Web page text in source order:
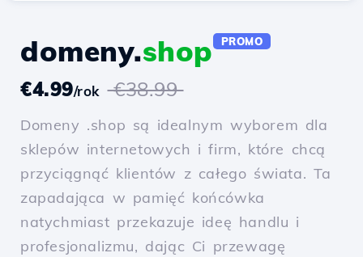
domeny.shop PROMO
€4.99/rok €38.99
Domeny .shop są idealnym wyborem dla
sklepów internetowych i firm, które chcą
przyciągnąć klientów z całego świata. Ta
zapadająca w pamięć końcówka
natychmiast przekazuje ideę handlu i
profesjonalizmu, dając Ci przewagę